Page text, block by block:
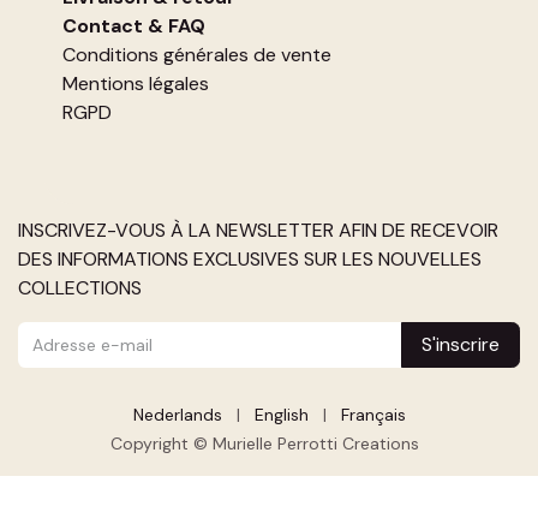
Contact & FAQ
Conditions générales de vente
Mentions légales
RGPD
INSCRIVEZ-VOUS À LA NEWSLETTER AFIN DE RECEVOIR
DES INFORMATIONS EXCLUSIVES SUR LES NOUVELLES
COLLECTIONS
S'inscrire
Copyright © Murielle Perrotti Creations
Nederlands | English | Français